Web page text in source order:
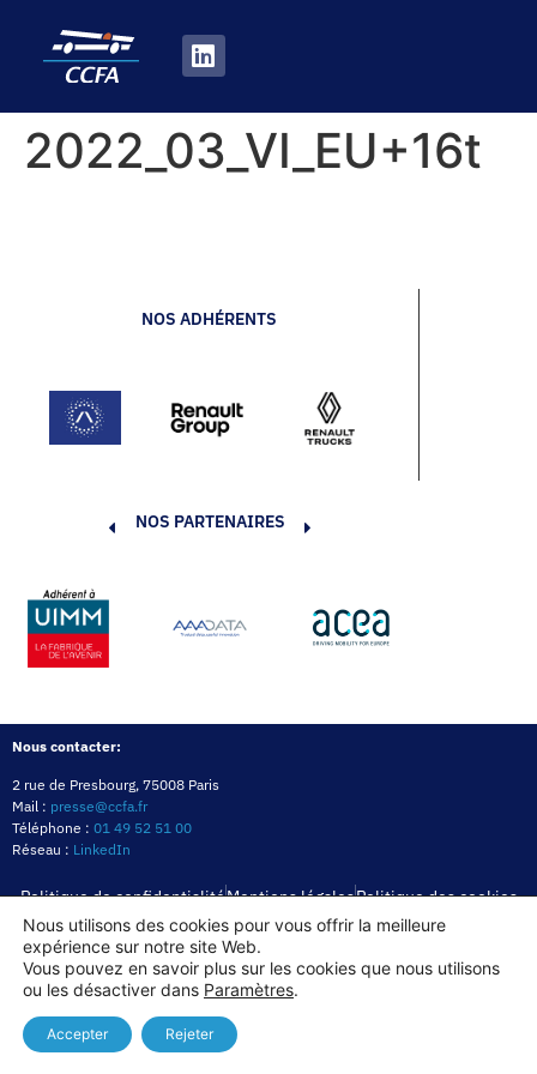
2022_03_VI_EU+16t
NOS ADHÉRENTS
NOS PARTENAIRES
Nous contacter:
2 rue de Presbourg, 75008 Paris
Mail : presse@ccfa.fr
Téléphone : 01 49 52 51 00
Réseau : LinkedIn
Politique de confidentialitéMentions légalesPolitique des cookies
Copyright© 2026
Nous utilisons des cookies pour vous offrir la meilleure
expérience sur notre site Web.
Vous pouvez en savoir plus sur les cookies que nous utilisons
ou les désactiver dans Paramètres.
Accepter Rejeter